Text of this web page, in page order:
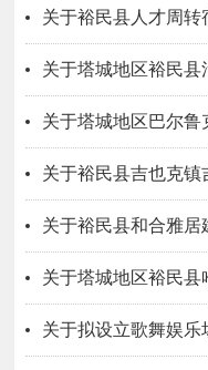
关于裕民县人才周转宿舍及附属设施建设项目
关于塔城地区裕民县污水管网处理设施中水库建设项目二
关于塔城地区巴尔鲁克汽车户外运动公共服务
关于裕民县吉也克镇吉也克村污水处
关于裕民县和合雅居建设
关于塔城地区裕民县哈拉布拉灌区蓄水调节池
关于拟设立歌舞娱乐